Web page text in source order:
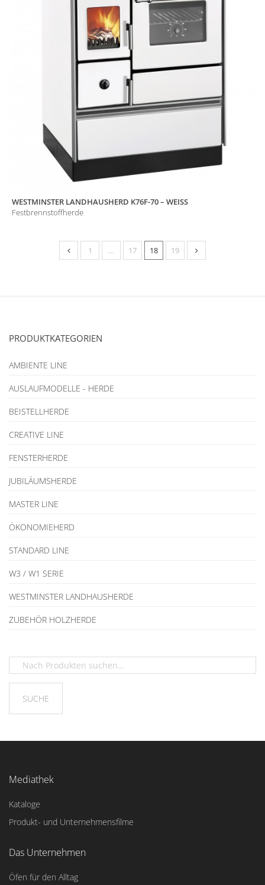
WESTMINSTER LANDHAUSHERD K76F-70 – WEISS
Festbrennstoffherde
1 … 17 18 19
PRODUKTKATEGORIEN
AMBIENTE LINE
AUSLAUFMODELLE - HERDE
BEISTELLHERDE
CREATIVE LINE
FENSTERHERDE
JUBILÄUMSHERDE
MASTER LINE
ÖKONOMIEHERD
STANDARD LINE
W3 / W1 SERIE
WESTMINSTER LANDHAUSHERDE
ZUBEHÖR HOLZHERDE
Mediathek
Kataloge
Produkt- und Unternehmensfilme
Das Unternehmen
Öfen für den Alltag